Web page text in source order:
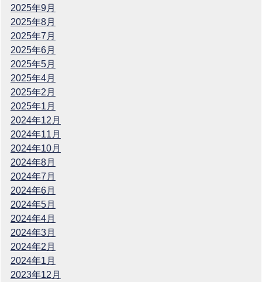
2025年9月
2025年8月
2025年7月
2025年6月
2025年5月
2025年4月
2025年2月
2025年1月
2024年12月
2024年11月
2024年10月
2024年8月
2024年7月
2024年6月
2024年5月
2024年4月
2024年3月
2024年2月
2024年1月
2023年12月